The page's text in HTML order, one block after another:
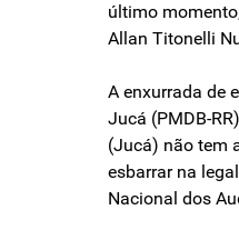
último
Allan Titonelli
A enxurrada de
Jucá (PMDB-
(Jucá) não tem
esbarrar na
Nacional dos